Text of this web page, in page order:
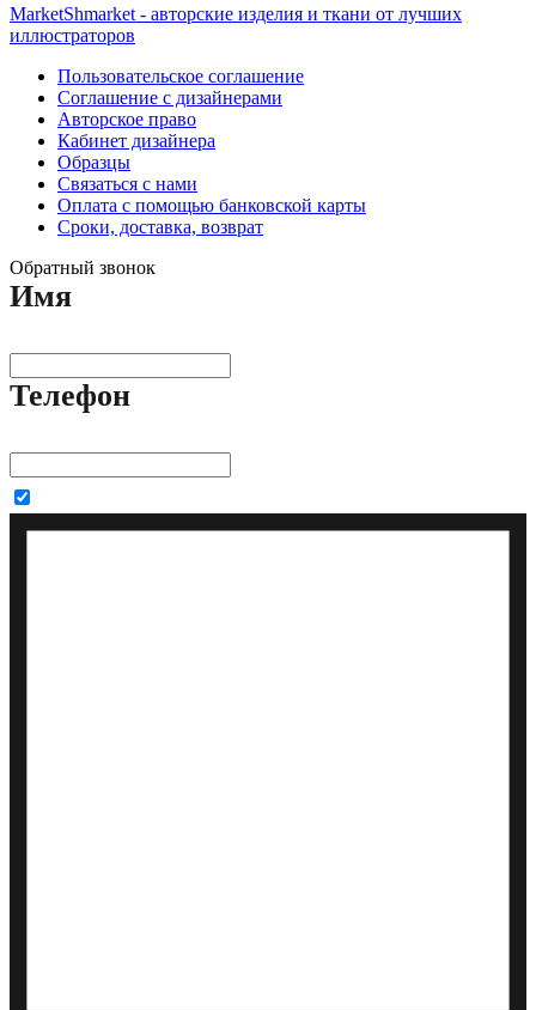
MarketShmarket - авторские изделия и ткани от лучших
иллюстраторов
Пользовательское соглашение
Соглашение с дизайнерами
Авторское право
Кабинет дизайнера
Образцы
Связаться с нами
Оплата с помощью банковской карты
Сроки, доставка, возврат
Обратный звонок
Имя
Телефон